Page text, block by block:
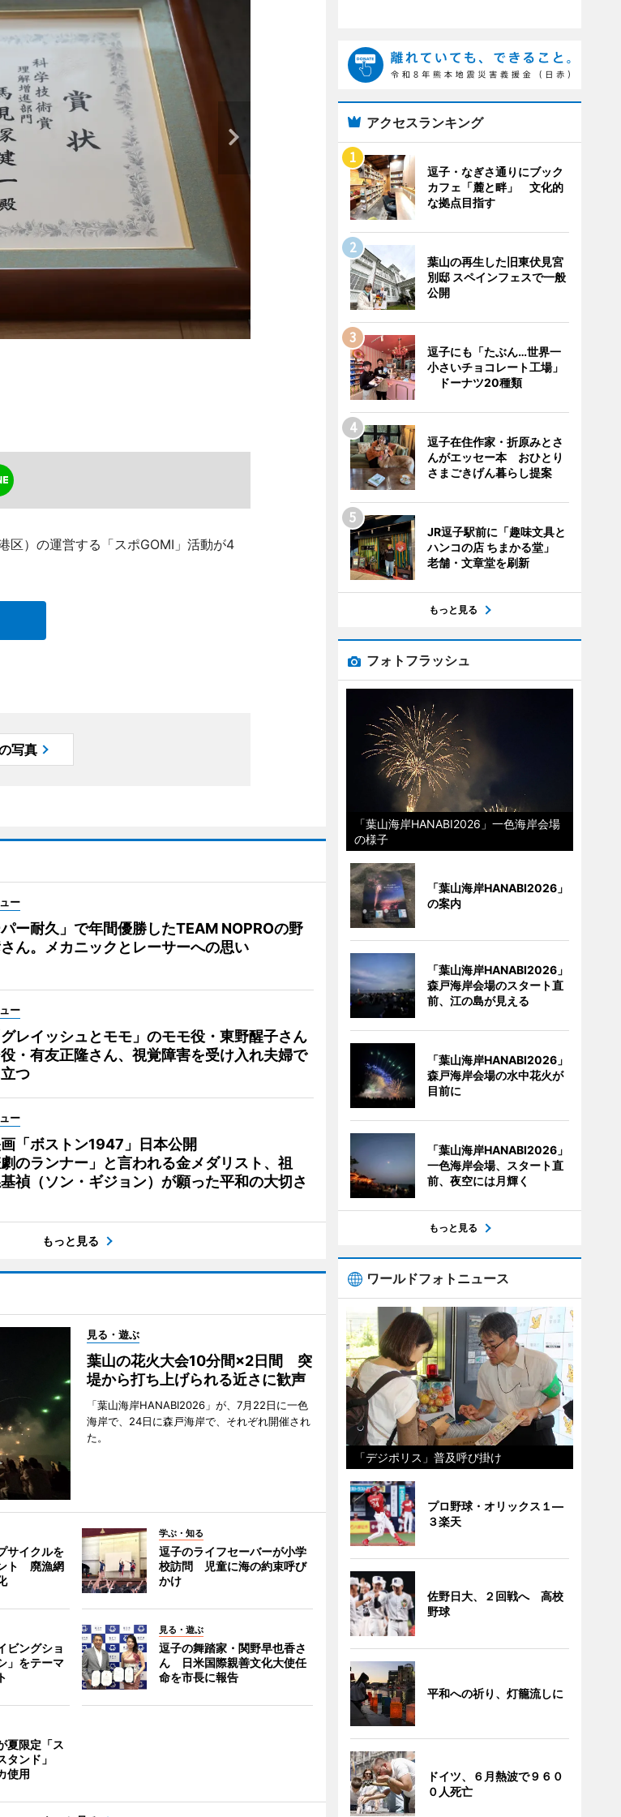
区）の運営する「スポGOMI」活動が4
写真
ー
パー耐久」で年間優勝したTEAM NOPROの野
さん。メカニックとレーサーへの思い
ー
レイッシュとモモ」のモモ役・東野醒子さん
・有友正隆さん、視覚障害を受け入れ夫婦で
つ
ー
「ボストン1947」日本公開
のランナー」と言われる金メダリスト、祖
禎（ソン・ギジョン）が願った平和の大切さ
もっと見る
見る・遊ぶ
葉山の花火大会10分間×2日間 突
堤から打ち上げられる近さに歓声
「葉山海岸HANABI2026」が、7月22日に一色
海岸で、24日に森戸海岸で、それぞれ開催され
た。
サイクルを
ト 廃漁網
学ぶ・知る
逗子のライフセーバーが小学
校訪問 児童に海の約束呼び
かけ
ビングショ
」をテーマ
見る・遊ぶ
逗子の舞踏家・関野早也香さ
ん 日米国際親善文化大使任
命を市長に報告
夏限定「ス
タンド」
使用
アクセスランキング
逗子・なぎさ通りにブック
カフェ「麓と畔」 文化的
な拠点目指す
葉山の再生した旧東伏見宮
別邸 スペインフェスで一般
公開
逗子にも「たぶん…世界一
小さいチョコレート工場」
ドーナツ20種類
逗子在住作家・折原みとさ
んがエッセー本 おひとり
さまごきげん暮らし提案
JR逗子駅前に「趣味文具と
ハンコの店 ちまかる堂」
老舗・文章堂を刷新
もっと見る
フォトフラッシュ
「葉山海岸HANABI2026」一色海岸会場
の様子
「葉山海岸HANABI2026」
の案内
「葉山海岸HANABI2026」
森戸海岸会場のスタート直
前、江の島が見える
「葉山海岸HANABI2026」
森戸海岸会場の水中花火が
目前に
「葉山海岸HANABI2026」
一色海岸会場、スタート直
前、夜空には月輝く
もっと見る
ワールドフォトニュース
「デジポリス」普及呼び掛け
プロ野球・オリックス１―
３楽天
佐野日大、２回戦へ 高校
野球
平和への祈り、灯籠流しに
ドイツ、６月熱波で９６０
０人死亡